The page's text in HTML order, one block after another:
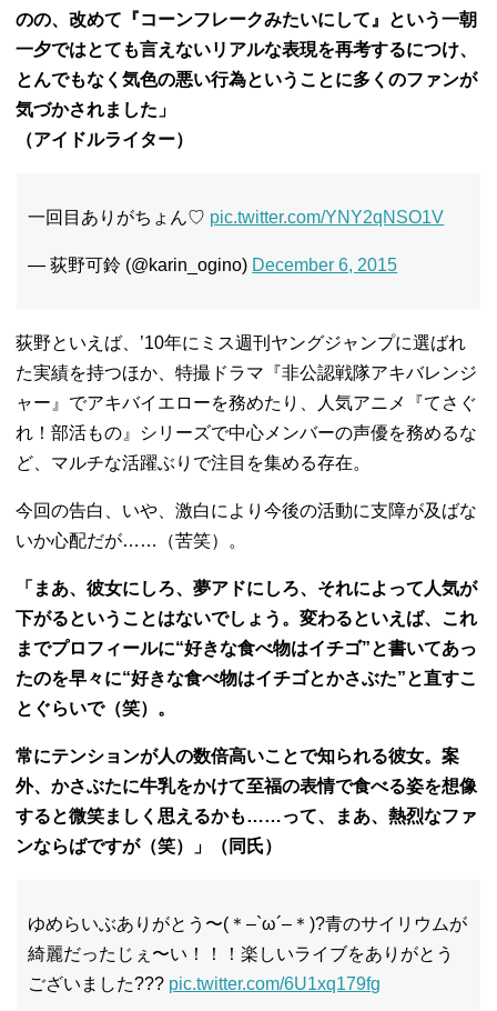
のの、改めて『コーンフレークみたいにして』という一朝
一夕ではとても言えないリアルな表現を再考するにつけ、
とんでもなく気色の悪い行為ということに多くのファンが
気づかされました」
（アイドルライター）
一回目ありがちょん♡ pic.twitter.com/YNY2qNSO1V
— 荻野可鈴 (@karin_ogino) December 6, 2015
荻野といえば、’10年にミス週刊ヤングジャンプに選ばれ
た実績を持つほか、特撮ドラマ『非公認戦隊アキバレンジ
ャー』でアキバイエローを務めたり、人気アニメ『てさぐ
れ！部活もの』シリーズで中心メンバーの声優を務めるな
ど、マルチな活躍ぶりで注目を集める存在。
今回の告白、いや、激白により今後の活動に支障が及ばな
いか心配だが……（苦笑）。
「まあ、彼女にしろ、夢アドにしろ、それによって人気が
下がるということはないでしょう。変わるといえば、これ
までプロフィールに“好きな食べ物はイチゴ”と書いてあっ
たのを早々に“好きな食べ物はイチゴとかさぶた”と直すこ
とぐらいで（笑）。
常にテンションが人の数倍高いことで知られる彼女。案
外、かさぶたに牛乳をかけて至福の表情で食べる姿を想像
すると微笑ましく思えるかも……って、まあ、熱烈なファ
ンならばですが（笑）」（同氏）
ゆめらいぶありがとう〜(＊–`ω´–＊)?青のサイリウムが
綺麗だったじぇ〜い！！！楽しいライブをありがとう
ございました??? pic.twitter.com/6U1xq179fg